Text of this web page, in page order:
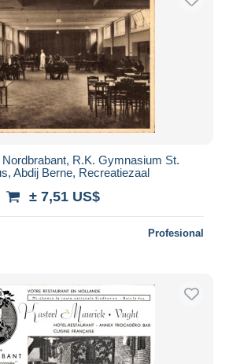
R.K. Gymnasium St.
Abdij Berne, Recreatiezaal
± 7,51 US$
Profesional